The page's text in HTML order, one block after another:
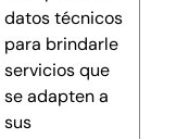
datos técnicos
para brindarle
servicios que
se adapten a
sus